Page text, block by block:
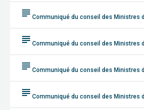
subject Communiqué du conseil des Ministres
subject Communiqué du conseil des Ministres
subject Communiqué du conseil des Ministres
subject Communiqué du conseil des Ministres